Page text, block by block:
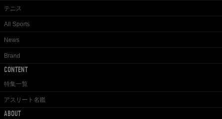
テニス
All Sports
News
Brand
CONTENT
特集一覧
アスリート名鑑
ABOUT